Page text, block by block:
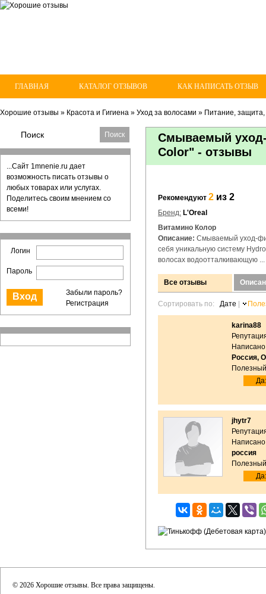
ГЛАВНАЯ КАТАЛОГ ОТЗЫВОВ КАК НАПИСАТЬ ОТЗЫВ
Хорошие отзывы » Красота и Гигиена » Уход за волосами » Питание,
...Сайт 1mnenie.ru дает
возможность писать отзывы о
любых товарах или услугах.
Поделитесь своим мнением со
всеми!
Логин
Пароль
Забыли пароль?
Регистрация
Смываемый уход-
Color" - отзывы
Рекомендуют 2 из 2
Бренд: L'Oreal
Витамино Колор
Описание: Смываемый уход-
себя уникальную систему
волосах водоотталкивающую ...
Все отзывы
Сортировать по: Дате
karina88
Россия,
jhytr7
россия
© 2026 Хорошие отзывы. Все права защищены.